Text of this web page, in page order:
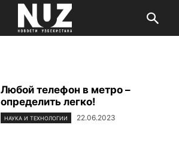
Любой телефон в метро –
определить легко!
НАУКА И ТЕХНОЛОГИИ 22.06.2023